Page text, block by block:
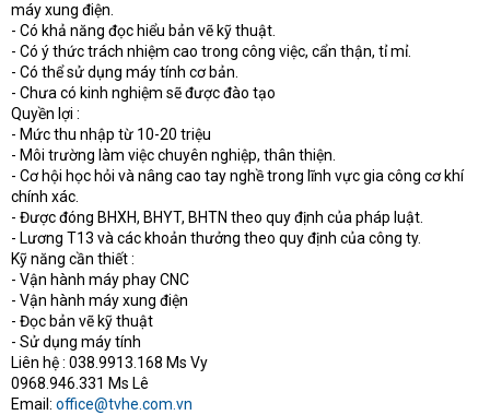
máy xung điện.
- Có khả năng đọc hiểu bản vẽ kỹ thuật.
- Có ý thức trách nhiệm cao trong công việc, cẩn thận, tỉ mỉ.
- Có thể sử dụng máy tính cơ bản.
- Chưa có kinh nghiệm sẽ được đào tạo
Quyền lợi :
- Mức thu nhập từ 10-20 triệu
- Môi trường làm việc chuyên nghiệp, thân thiện.
- Cơ hội học hỏi và nâng cao tay nghề trong lĩnh vực gia công cơ khí
chính xác.
- Được đóng BHXH, BHYT, BHTN theo quy định của pháp luật.
- Lương T13 và các khoản thưởng theo quy định của công ty.
Kỹ năng cần thiết :
- Vận hành máy phay CNC
- Vận hành máy xung điện
- Đọc bản vẽ kỹ thuật
- Sử dụng máy tính
Liên hệ : 038.9913.168 Ms Vy
0968.946.331 Ms Lê
Email: office@tvhe.com.vn